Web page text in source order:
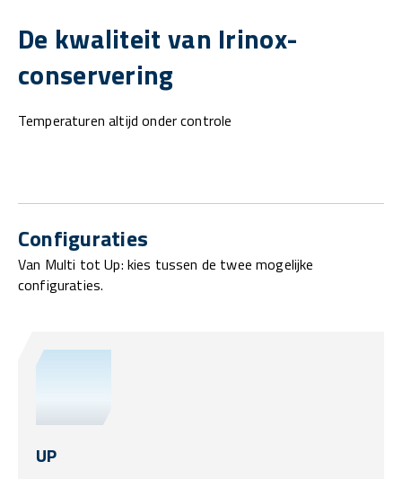
De kwaliteit van Irinox-
conservering
Temperaturen altijd onder controle
Configuraties
Van Multi tot Up: kies tussen de twee mogelijke
configuraties.
UP